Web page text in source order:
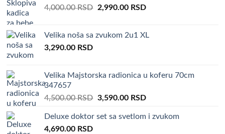
4,000.00RSD Original
4,000.00 RSD.
2,990.00 RSDCurrent
2,990.00 RSD.
Velika noša sa zvukom 2u1 XL
3,290.00 RSD
Velika Majstorska radionica u koferu 70cm
347657
4,500.00RSD Original
was:
3,590.00 RSDCurrent
is:
Deluxe doktor set sa svetlom i zvukom
4,690.00 RSD